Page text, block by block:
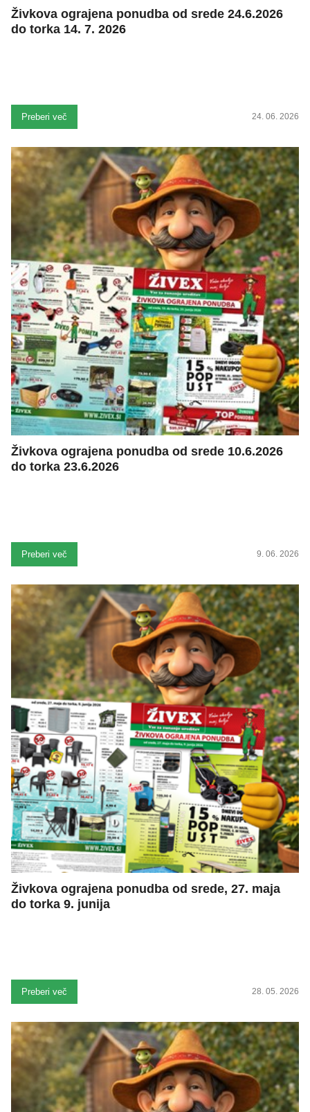
Živkova ograjena ponudba od srede 24.6.2026
do torka 14. 7. 2026
Preberi več 24. 06. 2026
Živkova ograjena ponudba od srede 10.6.2026
do torka 23.6.2026
Preberi več 9. 06. 2026
Živkova ograjena ponudba od srede, 27. maja
do torka 9. junija
Preberi več 28. 05. 2026